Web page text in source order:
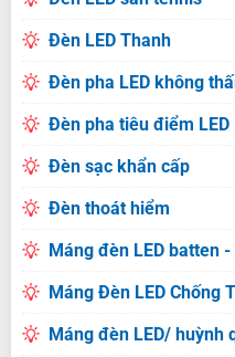
Đèn LED Thanh
Đèn pha LED không
Đèn pha tiêu điểm LED
Đèn sạc khẩn cấp
Đèn thoát hiểm
Máng đèn LED batten
Máng Đèn LED Chống
Máng đèn LED/ huỳnh